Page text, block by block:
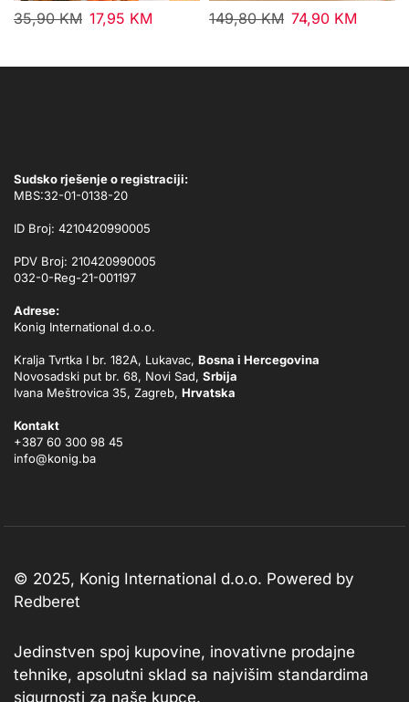
35,90KM 17,95 KM 149,80KM 74,90 KM
Sudsko rješenje o registraciji:
MBS:32-01-0138-20
ID Broj: 4210420990005
PDV Broj: 210420990005
032-0-Reg-21-001197
Adrese:
Konig International d.o.o.
Kralja Tvrtka I br. 182A, Lukavac, Bosna i Hercegovina
Novosadski put br. 68, Novi Sad, Srbija
Ivana Meštrovica 35, Zagreb, Hrvatska
Kontakt
+387 60 300 98 45
info@konig.ba
© 2025, Konig International d.o.o. Powered by
Redberet
Jedinstven spoj kupovine, inovativne prodajne
tehnike, apsolutni sklad sa najvišim standardima
sigurnosti za naše kupce.